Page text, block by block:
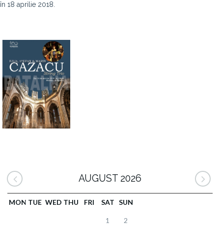
în 18 aprilie 2018.
AUGUST 2026
MON TUE WED THU FRI SAT SUN
1 2